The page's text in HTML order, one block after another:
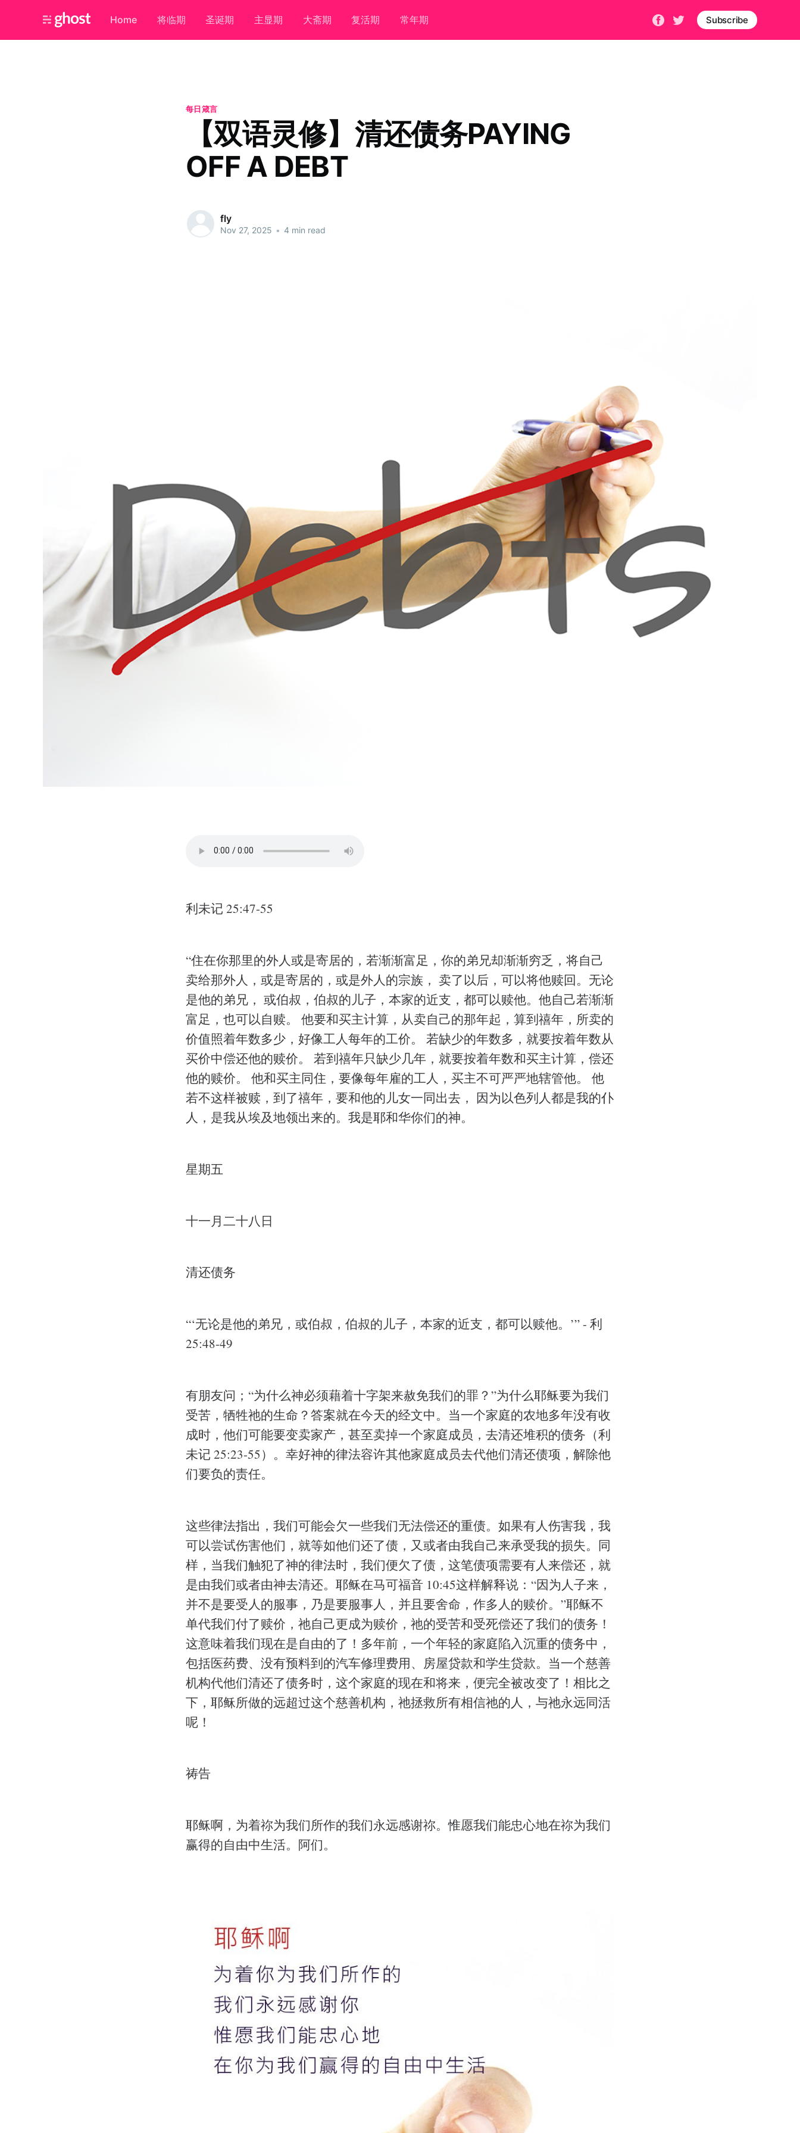
Home 将临期 圣诞期 主显期 大斋期 复活期 常年期 Subscribe
每日箴言
【双语灵修】清还债务PAYING
OFF A DEBT
fly
Nov 27, 2025 • 4 min read
利未记 25:47-55
“住在你那里的外人或是寄居的，若渐渐富足，你的弟兄却渐渐穷乏，将自己
卖给那外人，或是寄居的，或是外人的宗族， 卖了以后，可以将他赎回。无论
是他的弟兄， 或伯叔，伯叔的儿子，本家的近支，都可以赎他。他自己若渐渐
富足，也可以自赎。 他要和买主计算，从卖自己的那年起，算到禧年，所卖的
价值照着年数多少，好像工人每年的工价。 若缺少的年数多，就要按着年数从
买价中偿还他的赎价。 若到禧年只缺少几年，就要按着年数和买主计算，偿还
他的赎价。 他和买主同住，要像每年雇的工人，买主不可严严地辖管他。 他
若不这样被赎，到了禧年，要和他的儿女一同出去， 因为以色列人都是我的仆
人，是我从埃及地领出来的。我是耶和华你们的神。
星期五
十一月二十八日
清还债务
“‘无论是他的弟兄，或伯叔，伯叔的儿子，本家的近支，都可以赎他。’” - 利
25:48-49
有朋友问；“为什么神必须藉着十字架来赦免我们的罪？”为什么耶稣要为我们
受苦，牺牲祂的生命？答案就在今天的经文中。当一个家庭的农地多年没有收
成时，他们可能要变卖家产，甚至卖掉一个家庭成员，去清还堆积的债务（利
未记 25:23-55）。幸好神的律法容许其他家庭成员去代他们清还债项，解除他
们要负的责任。
这些律法指出，我们可能会欠一些我们无法偿还的重债。如果有人伤害我，我
可以尝试伤害他们，就等如他们还了债，又或者由我自己来承受我的损失。同
样，当我们触犯了神的律法时，我们便欠了债，这笔债项需要有人来偿还，就
是由我们或者由神去清还。耶稣在马可福音 10:45这样解释说：“因为人子来，
并不是要受人的服事，乃是要服事人，并且要舍命，作多人的赎价。”耶稣不
单代我们付了赎价，祂自己更成为赎价，祂的受苦和受死偿还了我们的债务！
这意味着我们现在是自由的了！多年前，一个年轻的家庭陷入沉重的债务中，
包括医药费、没有预料到的汽车修理费用、房屋贷款和学生贷款。当一个慈善
机构代他们清还了债务时，这个家庭的现在和将来，便完全被改变了！相比之
下，耶稣所做的远超过这个慈善机构，祂拯救所有相信祂的人，与祂永远同活
呢！
祷告
耶稣啊，为着祢为我们所作的我们永远感谢祢。惟愿我们能忠心地在祢为我们
赢得的自由中生活。阿们。